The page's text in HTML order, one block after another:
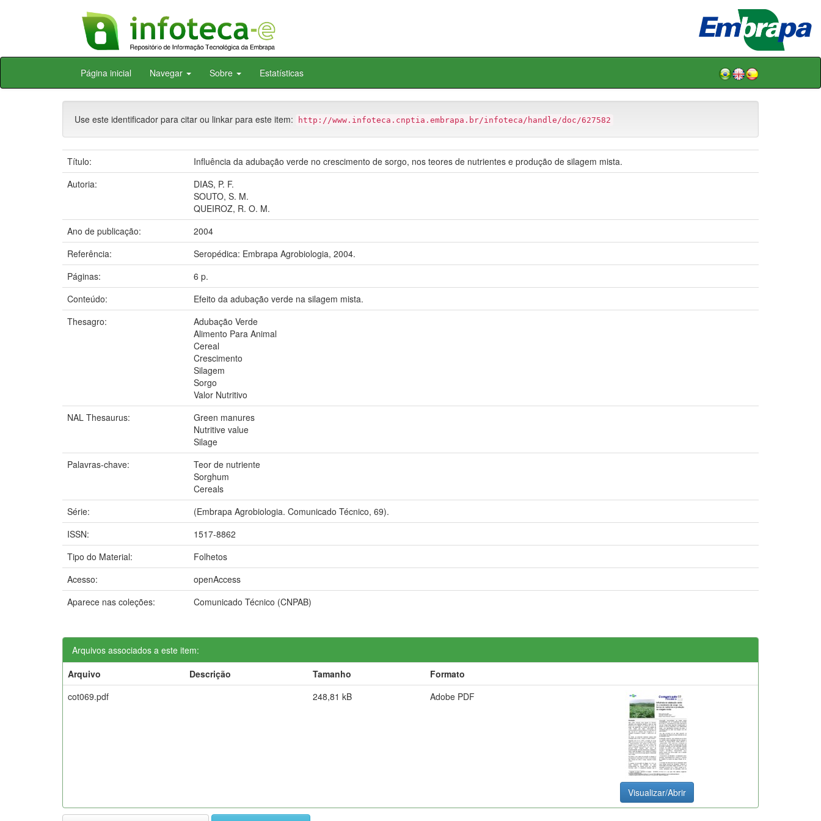
Skip
Página inicial Navegar Sobre Estatísticas
Use este identificador para citar ou linkar para este item: http://www.infoteca.cnptia.embrapa.br/infoteca/handle/doc/627582
Título:
Influência da adubação verde no crescimento de sorgo, nos teores de nutrientes e produção de silagem mista.
Autoria:
DIAS, P. F.
SOUTO, S. M.
QUEIROZ, R. O. M.
Ano de publicação:
2004
Referência:
Seropédica: Embrapa Agrobiologia, 2004.
Páginas:
6 p.
Conteúdo:
Efeito da adubação verde na silagem mista.
Thesagro:
Adubação Verde
Alimento Para Animal
Cereal
Crescimento
Silagem
Sorgo
Valor Nutritivo
NAL Thesaurus:
Green manures
Nutritive value
Silage
Palavras-chave:
Teor de nutriente
Sorghum
Cereals
Série:
(Embrapa Agrobiologia. Comunicado Técnico, 69).
ISSN:
1517-8862
Tipo do Material:
Folhetos
Acesso:
openAccess
Aparece nas coleções:
Comunicado Técnico (CNPAB)
Arquivos associados a este item:
Arquivo
Descrição Tamanho
Formato
cot069.pdf
248,81 kB Adobe PDF
Visualizar/Abrir